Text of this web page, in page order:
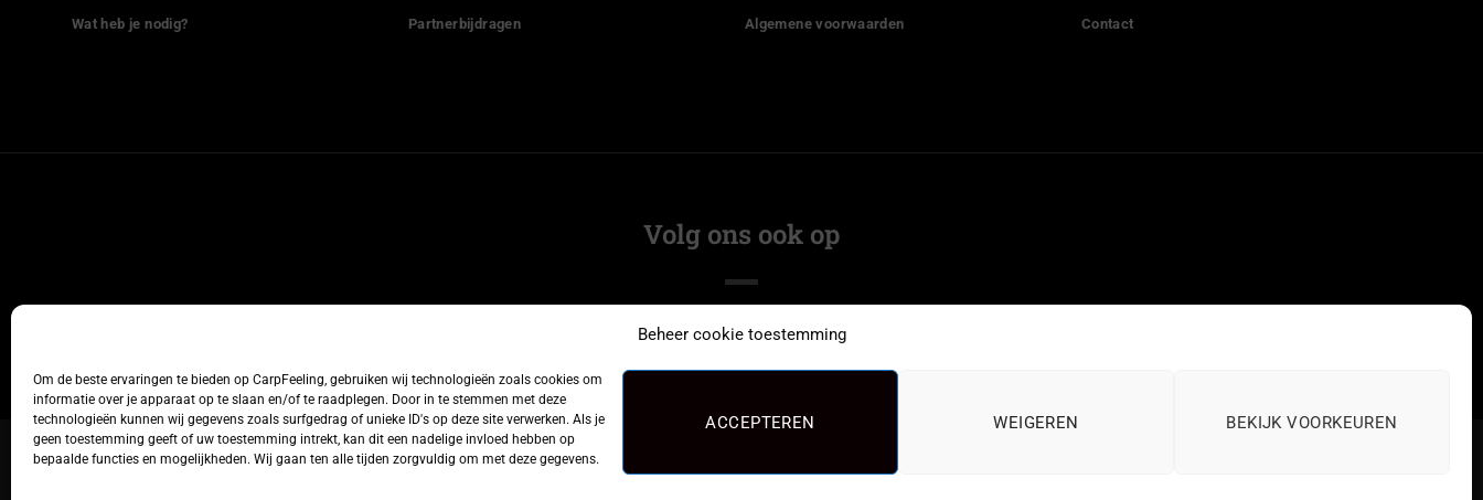
Beheer cookie toestemming
Om de beste ervaringen te bieden op CarpFeeling, gebruiken wij technologieën zoals cookies om
informatie over je apparaat op te slaan en/of te raadplegen. Door in te stemmen met deze
technologieën kunnen wij gegevens zoals surfgedrag of unieke ID's op deze site verwerken. Als je
geen toestemming geeft of uw toestemming intrekt, kan dit een nadelige invloed hebben op
bepaalde functies en mogelijkheden. Wij gaan ten alle tijden zorgvuldig om met deze gegevens.
ACCEPTEREN WEIGEREN BEKIJK VOORKEUREN
Wat heb je nodig? Partnerbijdragen Algemene voorwaarden Contact
Volg ons ook op